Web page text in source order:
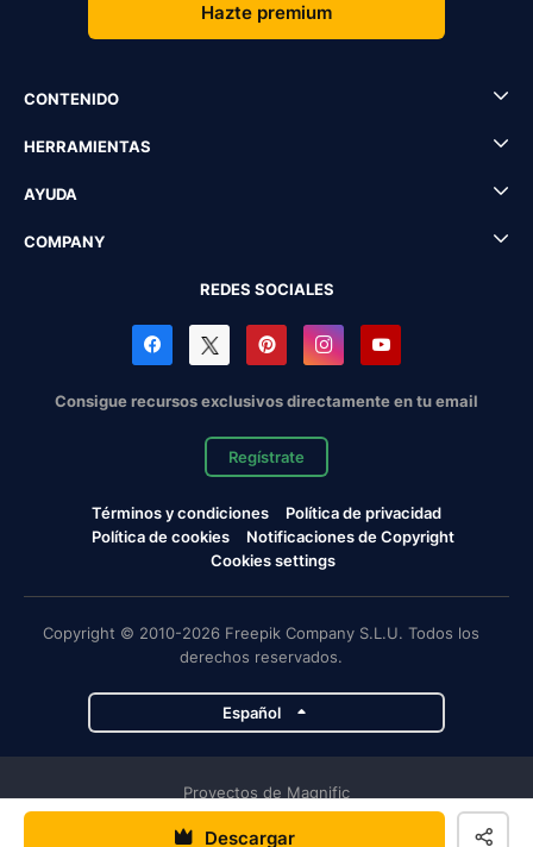
Descargar
Hazte premium
CONTENIDO
HERRAMIENTAS
AYUDA
COMPANY
REDES SOCIALES
Consigue recursos exclusivos directamente en tu email
Regístrate
Términos y condiciones
Política de privacidad
Política de cookies
Notificaciones de Copyright
Cookies settings
Copyright © 2010-2026 Freepik Company S.L.U. Todos los
derechos reservados.
Español
Proyectos de Magnific
Magnific Flaticon